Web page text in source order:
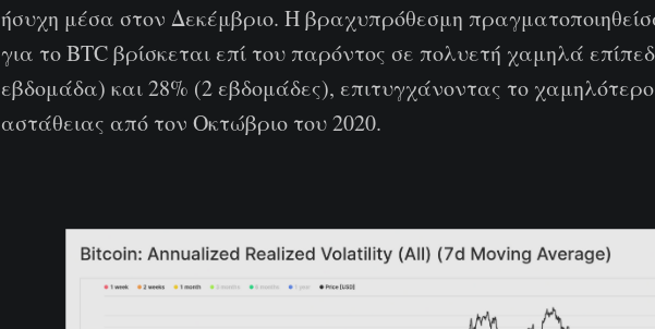
ήσυχη μέσα στον Δεκέμβριο. Η βραχυπρόθεσμη
για το BTC βρίσκεται επί του παρόντος σε πολυετή χαμηλά
εβδομάδα) και 28% (2 εβδομάδες), επιτυγχάνοντας το
αστάθειας από τον Οκτώβριο του 2020.